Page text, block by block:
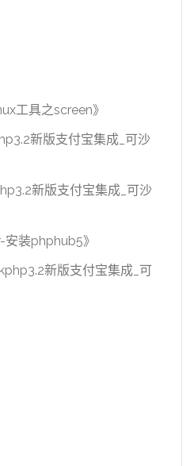
工具之screen》
新版支付宝集成_可沙
新版支付宝集成_可沙
安装phphub5》
新版支付宝集成_可